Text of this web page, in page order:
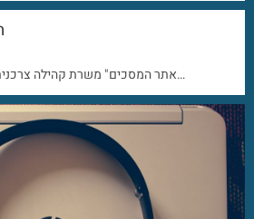
"אתר המסכים" משרת קהילה צרכנית הצורכת שירותי תיקונים…